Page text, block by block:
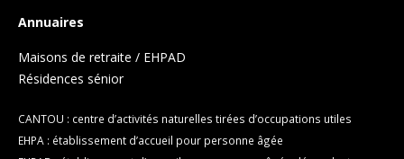
Annuaires
Maisons de retraite / EHPAD
Résidences sénior
CANTOU : centre d’activités naturelles tirées d’occupations utiles
EHPA : établissement d’accueil pour personne âgée